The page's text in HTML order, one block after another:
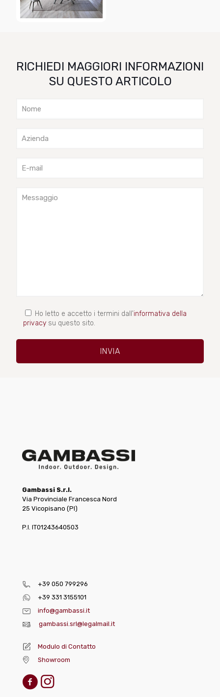
RICHIEDI MAGGIORI INFORMAZIONI
SU QUESTO ARTICOLO
Ho letto e accetto i termini dall'informativa della
privacy su questo sito.
Gambassi S.r.l.
Via Provinciale Francesca Nord
25 Vicopisano (PI)
P.I. IT01243640503
+39 050 799296
+39 331 3155101
info@gambassi.it
gambassi.srl@legalmail.it
Modulo di Contatto
Showroom